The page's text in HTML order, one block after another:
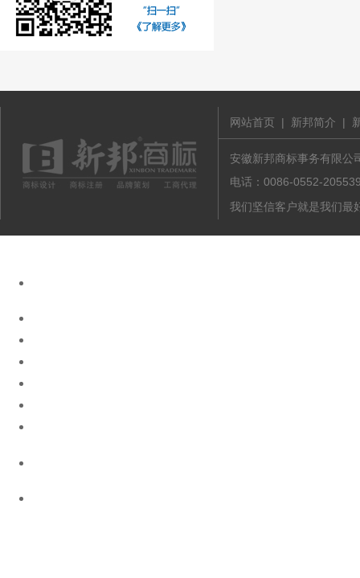
网站首页 | 新邦简介 |
安徽新邦商标事务有限公
电话：0086-0552-
我们坚信客户就是我们最